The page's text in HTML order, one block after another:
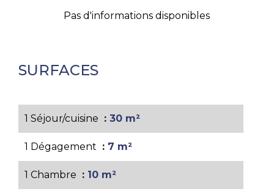
Pas d'informations disponibles
SURFACES
1 Séjour/cuisine 30 m²
1 Dégagement 7 m²
1 Chambre 10 m²